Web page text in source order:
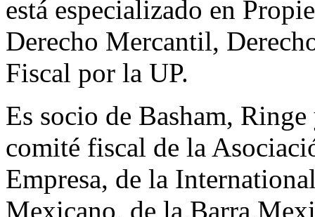
está especializado en
Derecho Mercantil,
Fiscal por la UP.
Es socio de Basham,
comité fiscal de la
Empresa, de la
Mexicano, de la Barra